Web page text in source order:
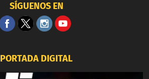
SÍGUENOS EN
PORTADA DIGITAL